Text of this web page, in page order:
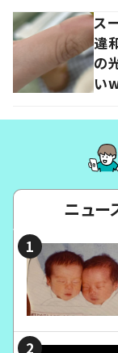
ス
違
の
い
ニュー